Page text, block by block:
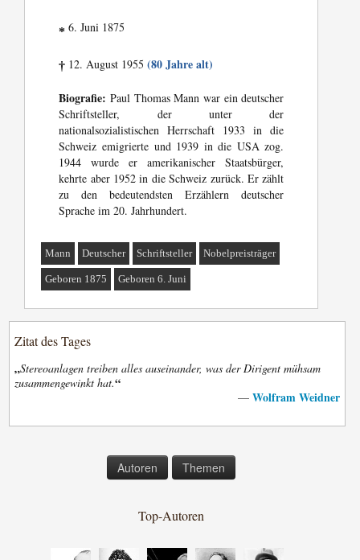
* 6. Juni 1875
† 12. August 1955(80 Jahre alt)
Biografie: Paul Thomas Mann war ein deutscher
Schriftsteller, der unter der
nationalsozialistischen Herrschaft 1933 in die
Schweiz emigrierte und 1939 in die USA zog.
1944 wurde er amerikanischer Staatsbürger,
kehrte aber 1952 in die Schweiz zurück. Er zählt
zu den bedeutendsten Erzählern deutscher
Sprache im 20. Jahrhundert.
Mann Deutscher Schriftsteller Nobelpreisträger
Geboren 1875 Geboren 6. Juni
Zitat des Tages
„Stereoanlagen treiben alles auseinander, was der Dirigent mühsam
zusammengewinkt hat.“
— Wolfram Weidner
Autoren Themen
Top-Autoren